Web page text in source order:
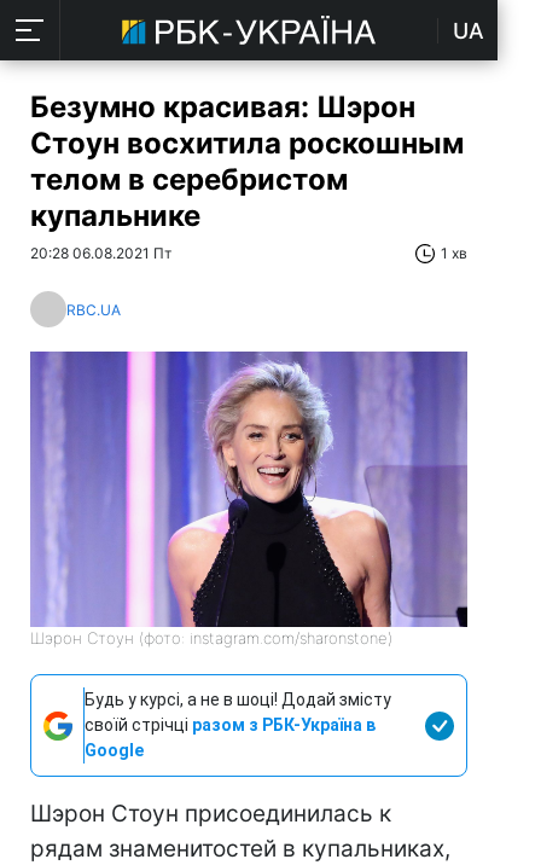
UA
Безумно красивая: Шэрон
Стоун восхитила роскошным
телом в серебристом
купальнике
20:28 06.08.2021 Пт 1 хв
RBC.UA
Шэрон Стоун (фото: instagram.com/sharonstone)
Будь у курсі, а не в шоці! Додай змісту
своїй стрічці разом з РБК-Україна в
Google
Шэрон Стоун присоединилась к
рядам знаменитостей в купальниках,